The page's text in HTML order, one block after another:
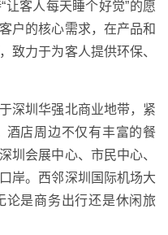
客人每天睡个好觉”的愿
户的核心需求，在产品和
致力于为客人提供环保、
深圳华强北商业地带，紧
酒店周边不仅有丰富的餐
圳会展中心、市民中心、
岸。西邻深圳国际机场大
论是商务出行还是休闲旅